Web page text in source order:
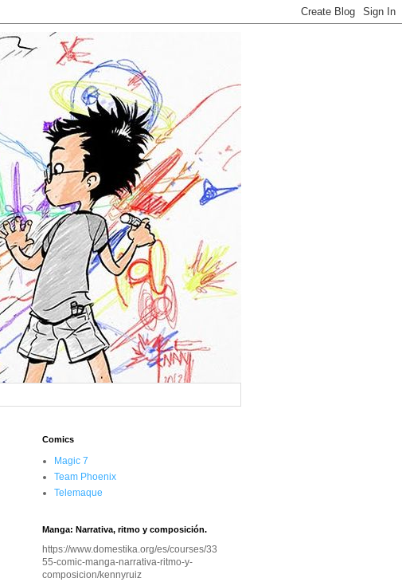
Comics
Magic 7
Team Phoenix
Telemaque
Manga: Narrativa, ritmo y composición.
https://www.domestika.org/es/courses/33
55-comic-manga-narrativa-ritmo-y-
composicion/kennyruiz